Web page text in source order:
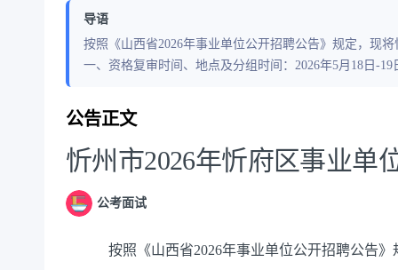
导语
按照《山西省2026年事业单位公开招聘公告》规定，现
一、资格复审时间、地点及分组时间：2026年5月18日-
公告正文
忻州市2026年忻府区事业单
公考面试
按照《山西省2026年事业单位公开招聘公告》